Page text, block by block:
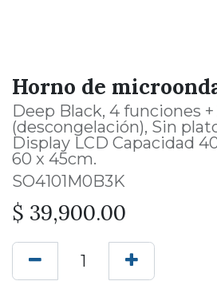
Horno de
Deep Black, 4 funciones
(descongelación), Sin
Display LCD Capacidad
60 x 45cm.
SO4101M0B3K
$ 39,900.00